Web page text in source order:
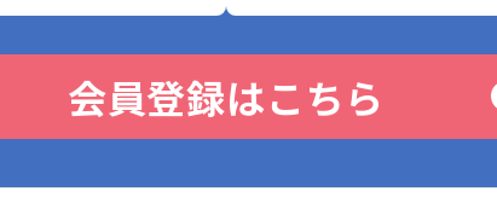
会員登録はこちら